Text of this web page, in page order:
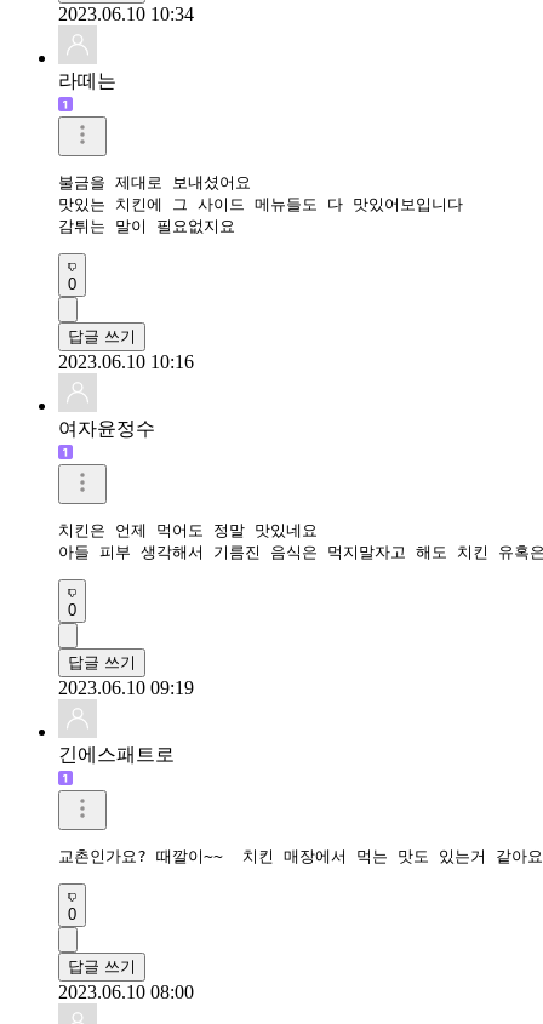
2023.06.10 10:34
라떼는
불금을 제대로 보내셨어요
맛있는 치킨에 그 사이드 메뉴들도 다 맛있어보입니다
감튀는 말이 필요없지요
0
답글 쓰기
2023.06.10 10:16
여자윤정수
치킨은 언제 먹어도 정말 맛있네요
아들 피부 생각해서 기름진 음식은 먹지말자고 해도 치킨 유혹
0
답글 쓰기
2023.06.10 09:19
긴에스패트로
교촌인가요? 때깔이~~  치킨 매장에서 먹는 맛도 있는거 같
0
답글 쓰기
2023.06.10 08:00